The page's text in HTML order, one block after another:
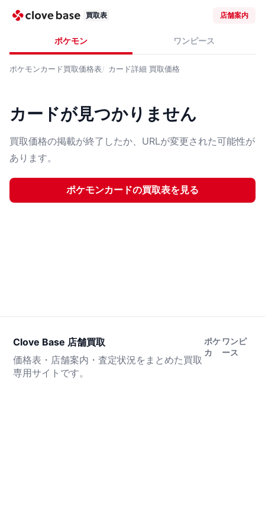
買取表 店舗案内
ポケモン ワンピース
ポケモンカード買取価格表 カード詳細 買取価格
カードが見つかりません
買取価格の掲載が終了したか、URLが変更された可能性が
あります。
ポケモンカードの買取表を見る
Clove Base 店舗買取
価格表・店舗案内・査定状況をまとめた買取
専用サイトです。
ポケ
カ
ワンピ
ース